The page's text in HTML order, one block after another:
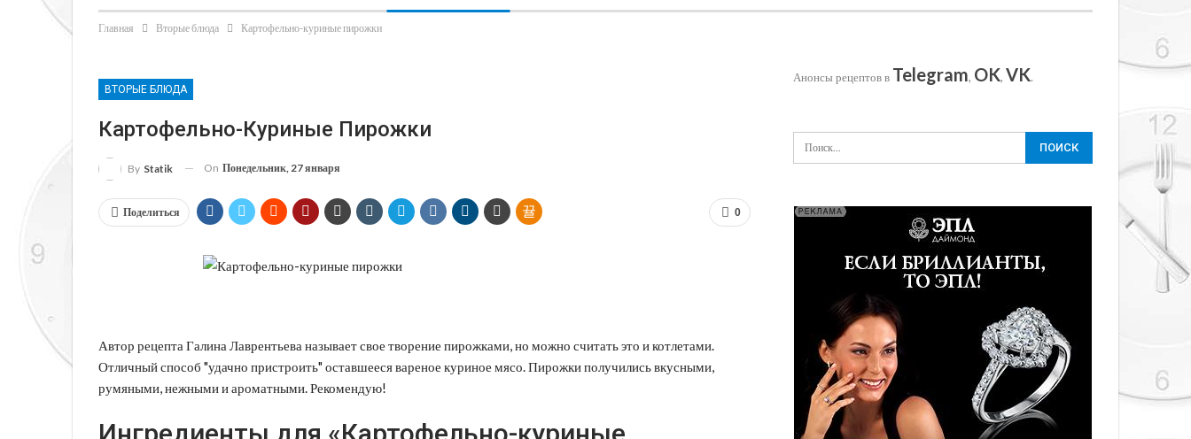
Статьи
Главная Вторые блюда Картофельно-куриные пирожки
ВТОРЫЕ БЛЮДА
Картофельно-Куриные Пирожки
By Statik On Понедельник, 27 января
0
Поделиться
Автор рецепта Галина Лаврентьева называет свое творение пирожками, но можно считать это и котлетами.
Отличный способ "удачно пристроить" оставшееся вареное куриное мясо. Пирожки получились вкусными,
румяными, нежными и ароматными. Рекомендую!
Анонсы рецептов в Telegram, OK, VK.